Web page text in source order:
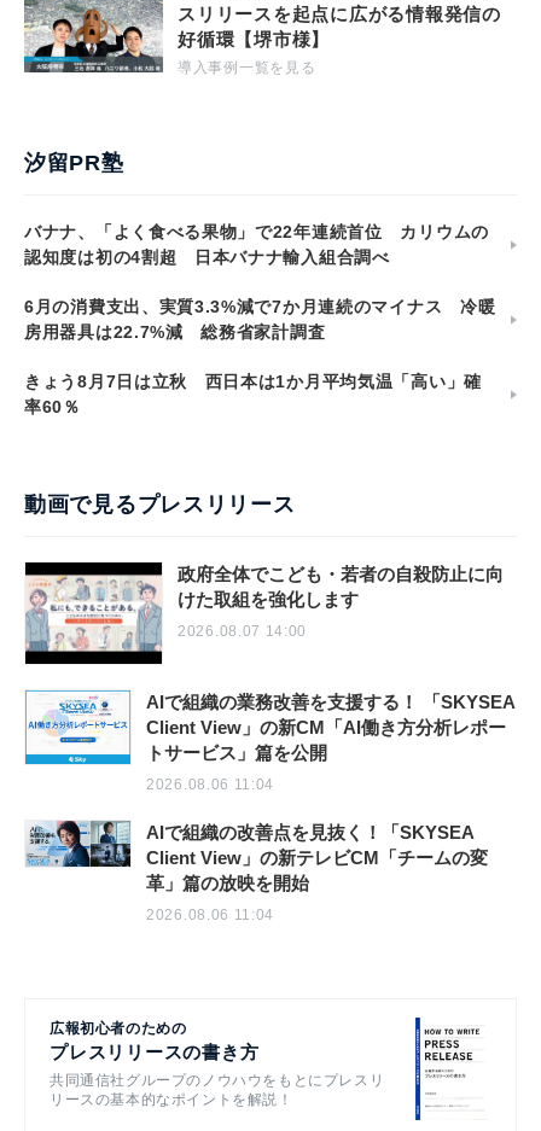
スリリースを起点に広がる情報発信の
好循環【堺市様】
導入事例一覧を見る
汐留PR塾
バナナ、「よく食べる果物」で22年連続首位 カリウムの
認知度は初の4割超 日本バナナ輸入組合調べ
6月の消費支出、実質3.3%減で7か月連続のマイナス 冷暖
房用器具は22.7%減 総務省家計調査
きょう8月7日は立秋 西日本は1か月平均気温「高い」確
率60％
動画で見るプレスリリース
政府全体でこども・若者の自殺防止に向
けた取組を強化します
2026.08.07 14:00
AIで組織の業務改善を支援する！ 「SKYSEA
Client View」の新CM「AI働き方分析レポー
トサービス」篇を公開
2026.08.06 11:04
AIで組織の改善点を見抜く！「SKYSEA
Client View」の新テレビCM「チームの変
革」篇の放映を開始
2026.08.06 11:04
広報初心者のための
プレスリリースの書き方
共同通信社グループのノウハウをもとにプレスリ
リースの基本的なポイントを解説！